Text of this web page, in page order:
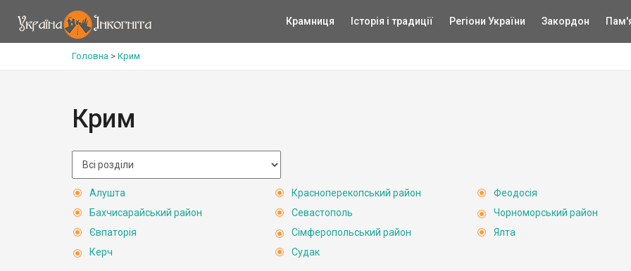
Крамниця Історія і традиції Регіони України Закордон
Головна > Крим
Крим
Алушта
Бахчисарайський район
Євпаторія
Керч
Красноперекопський район
Севастополь
Сімферопольський район
Судак
Феодосія
Чорноморський район
Ялта